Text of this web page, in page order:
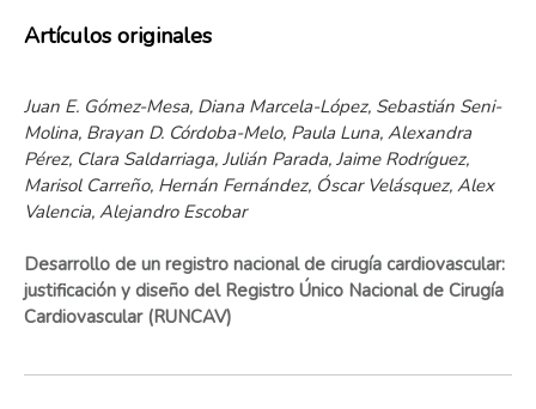
Artículos originales
Juan E. Gómez-Mesa, Diana Marcela-López, Sebastián Seni-
Molina, Brayan D. Córdoba-Melo, Paula Luna, Alexandra
Pérez, Clara Saldarriaga, Julián Parada, Jaime Rodríguez,
Marisol Carreño, Hernán Fernández, Óscar Velásquez, Alex
Valencia, Alejandro Escobar
Desarrollo de un registro nacional de cirugía cardiovascular:
justificación y diseño del Registro Único Nacional de Cirugía
Cardiovascular (RUNCAV)